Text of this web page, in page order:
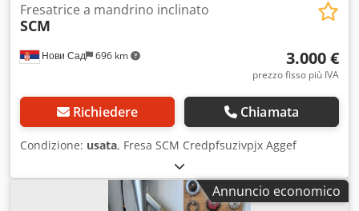
Нови Сад 696 km
Fresatrice a mandrino inclinato
SCM
3.000 €
prezzo fisso più IVA
Richiedere Chiamata
Condizione: usata, Fresa SCM Credpfsuzivpjx Aggef
Annuncio economico